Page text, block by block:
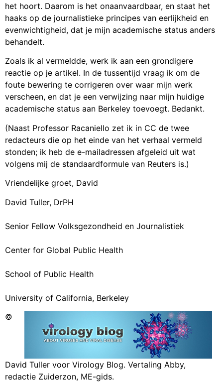
het hoort. Daarom is het onaanvaardbaar, en staat het
haaks op de journalistieke principes van eerlijkheid en
evenwichtigheid, dat je mijn academische status anders
behandelt.
Zoals ik al vermeldde, werk ik aan een grondigere
reactie op je artikel. In de tussentijd vraag ik om de
foute bewering te corrigeren over waar mijn werk
verscheen, en dat je een verwijzing naar mijn huidige
academische status aan Berkeley toevoegt. Bedankt.
(Naast Professor Racaniello zet ik in CC de twee
redacteurs die op het einde van het verhaal vermeld
stonden; ik heb de e-mailadressen afgeleid uit wat
volgens mij de standaardformule van Reuters is.)
Vriendelijke groet, David
David Tuller, DrPH
Senior Fellow Volksgezondheid en Journalistiek
Center for Global Public Health
School of Public Health
University of California, Berkeley
©
David Tuller voor Virology Blog. Vertaling Abby,
redactie Zuiderzon, ME-gids.